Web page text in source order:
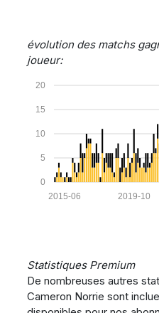
évolution des matchs
joueur:
0
5
10
15
20
2019-10
2015-06
Statistiques Premium
De nombreuses autres
Cameron Norrie sont